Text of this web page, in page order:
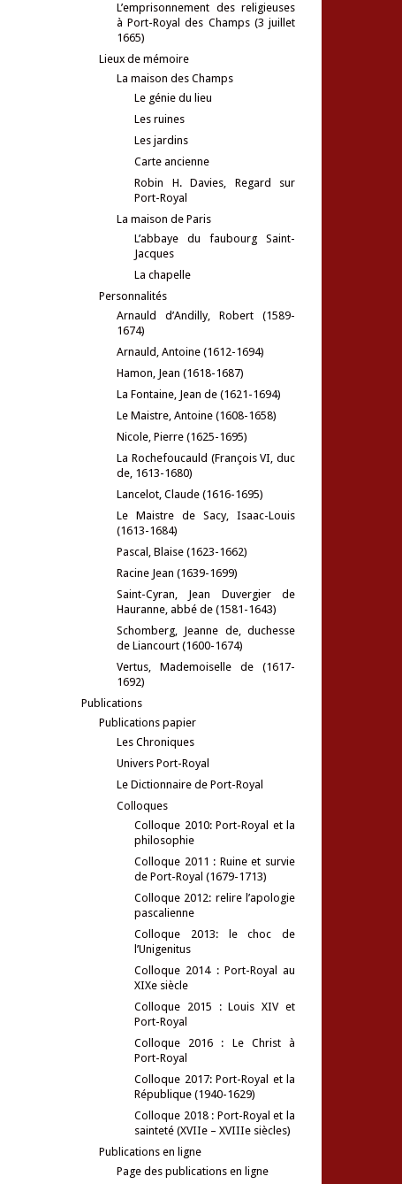
L’emprisonnement des religieuses
à Port-Royal des Champs (3 juillet
1665)
Lieux de mémoire
La maison des Champs
Le génie du lieu
Les ruines
Les jardins
Carte ancienne
Robin H. Davies, Regard sur
Port-Royal
La maison de Paris
L’abbaye du faubourg Saint-
Jacques
La chapelle
Personnalités
Arnauld d’Andilly, Robert (1589-
1674)
Arnauld, Antoine (1612-1694)
Hamon, Jean (1618-1687)
La Fontaine, Jean de (1621-1694)
Le Maistre, Antoine (1608-1658)
Nicole, Pierre (1625-1695)
La Rochefoucauld (François VI, duc
de, 1613-1680)
Lancelot, Claude (1616-1695)
Le Maistre de Sacy, Isaac-Louis
(1613-1684)
Pascal, Blaise (1623-1662)
Racine Jean (1639-1699)
Saint-Cyran, Jean Duvergier de
Hauranne, abbé de (1581-1643)
Schomberg, Jeanne de, duchesse
de Liancourt (1600-1674)
Vertus, Mademoiselle de (1617-
1692)
Publications
Publications papier
Les Chroniques
Univers Port-Royal
Le Dictionnaire de Port-Royal
Colloques
Colloque 2010: Port-Royal et la
philosophie
Colloque 2011 : Ruine et survie
de Port-Royal (1679-1713)
Colloque 2012: relire l’apologie
pascalienne
Colloque 2013: le choc de
l’Unigenitus
Colloque 2014 : Port-Royal au
XIXe siècle
Colloque 2015 : Louis XIV et
Port-Royal
Colloque 2016 : Le Christ à
Port-Royal
Colloque 2017: Port-Royal et la
République (1940-1629)
Colloque 2018 : Port-Royal et la
sainteté (XVIIe – XVIIIe siècles)
Publications en ligne
Page des publications en ligne